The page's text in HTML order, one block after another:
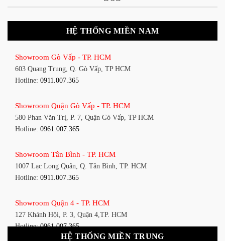
HỆ THỐNG MIỀN NAM
Showroom Gò Vấp - TP. HCM
603 Quang Trung, Q. Gò Vấp, TP HCM
Hotline: 0911.007.365
Showroom Quận Gò Vấp - TP. HCM
580 Phan Văn Trị, P. 7, Quận Gò Vấp, TP HCM
Hotline: 0961.007.365
Showroom Tân Bình - TP. HCM
1007 Lạc Long Quân, Q. Tân Bình, TP. HCM
Hotline: 0911.007.365
Showroom Quận 4 - TP. HCM
127 Khánh Hội, P. 3, Quận 4,TP. HCM
Hotline:0961.007.365
HỆ THỐNG MIỀN TRUNG